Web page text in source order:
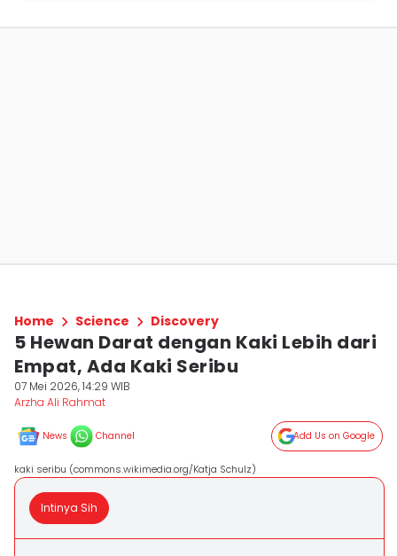
Home Science Discovery
5 Hewan Darat dengan Kaki Lebih dari
Empat, Ada Kaki Seribu
07 Mei 2026, 14:29 WIB
Arzha Ali Rahmat
News Channel Add Us on Google
kaki seribu (commons.wikimedia.org/Katja Schulz)
Intinya Sih